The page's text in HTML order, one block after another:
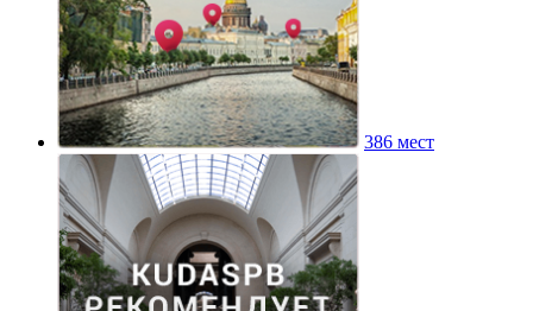
386 мест